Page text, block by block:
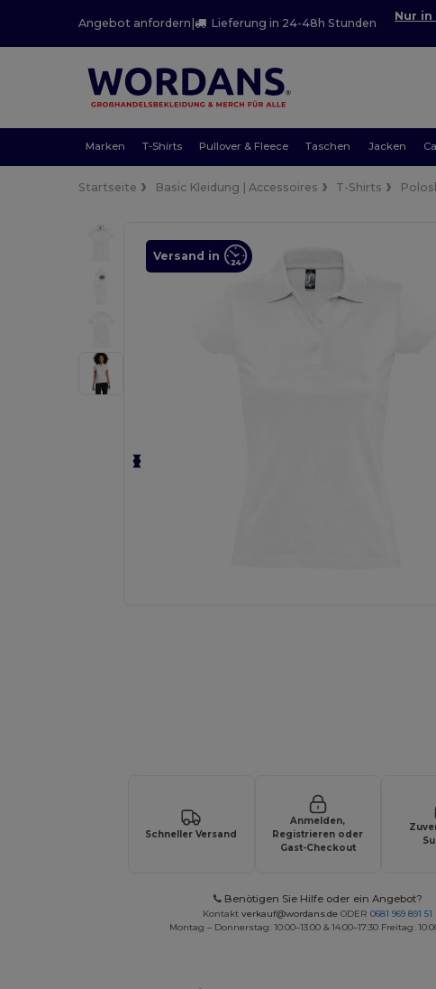
Angebot anfordern | Lieferung in 24-48h Stunden
Nur in
Marken T-Shirts Pullover & Fleece Taschen Jacken
Startseite Basic Kleidung | Accessoires T-Shirts
Versand in
Schneller Versand
Anmelden,
Registrieren oder
Gast-Checkout
Benötigen Sie Hilfe oder ein Angebot?
Kontaktverkauf@wordans.de ODER0681 969 891 51
Montag – Donnerstag: 10:00–13:00 & 14:00–17:30 Freitag: